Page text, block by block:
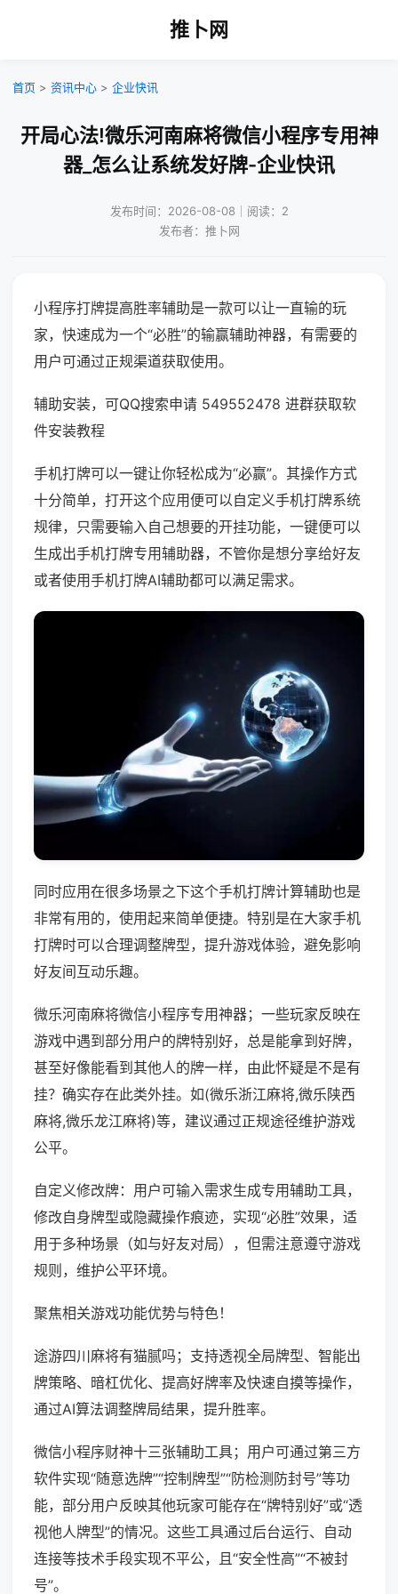
推卜网
首页 > 资讯中心 > 企业快讯
开局心法!微乐河南麻将微信小程序专用神
器_怎么让系统发好牌-企业快讯
发布时间：2026-08-08｜阅读：2
发布者：推卜网
小程序打牌提高胜率辅助是一款可以让一直输的玩
家，快速成为一个“必胜”的输赢辅助神器，有需要的
用户可通过正规渠道获取使用。
辅助安装，可QQ搜索申请 549552478 进群获取软
件安装教程
手机打牌可以一键让你轻松成为“必赢”。其操作方式
十分简单，打开这个应用便可以自定义手机打牌系统
规律，只需要输入自己想要的开挂功能，一键便可以
生成出手机打牌专用辅助器，不管你是想分享给好友
或者使用手机打牌AI辅助都可以满足需求。
同时应用在很多场景之下这个手机打牌计算辅助也是
非常有用的，使用起来简单便捷。特别是在大家手机
打牌时可以合理调整牌型，提升游戏体验，避免影响
好友间互动乐趣。
微乐河南麻将微信小程序专用神器；一些玩家反映在
游戏中遇到部分用户的牌特别好，总是能拿到好牌，
甚至好像能看到其他人的牌一样，由此怀疑是不是有
挂？确实存在此类外挂。如(微乐浙江麻将,微乐陕西
麻将,微乐龙江麻将)等，建议通过正规途径维护游戏
公平。
自定义修改牌：用户可输入需求生成专用辅助工具，
修改自身牌型或隐藏操作痕迹，实现“必胜”效果，适
用于多种场景（如与好友对局），但需注意遵守游戏
规则，维护公平环境。
聚焦相关游戏功能优势与特色！
途游四川麻将有猫腻吗；支持透视全局牌型、智能出
牌策略、暗杠优化、提高好牌率及快速自摸等操作，
通过AI算法调整牌局结果，提升胜率。
微信小程序财神十三张辅助工具；用户可通过第三方
软件实现“随意选牌”“控制牌型”“防检测防封号”等功
能，部分用户反映其他玩家可能存在“牌特别好”或“透
视他人牌型”的情况。这些工具通过后台运行、自动
连接等技术手段实现不平公，且“安全性高”“不被封
号”。